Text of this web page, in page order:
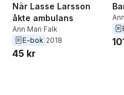
När Lasse Larsson
åkte ambulans
Ann Mari Falk
E-bok 2018
45 kr